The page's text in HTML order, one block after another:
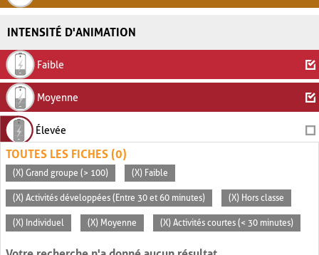
INTENSITÉ D'ANIMATION
Faible
Moyenne
Élevée
TOUTES LES FICHES (0)
(X) Grand groupe (> 100) (X) Faible
(X) Activités développées (Entre 30 et 60 minutes) (X) Hors classe
(X) Individuel (X) Moyenne (X) Activités courtes (< 30 minutes)